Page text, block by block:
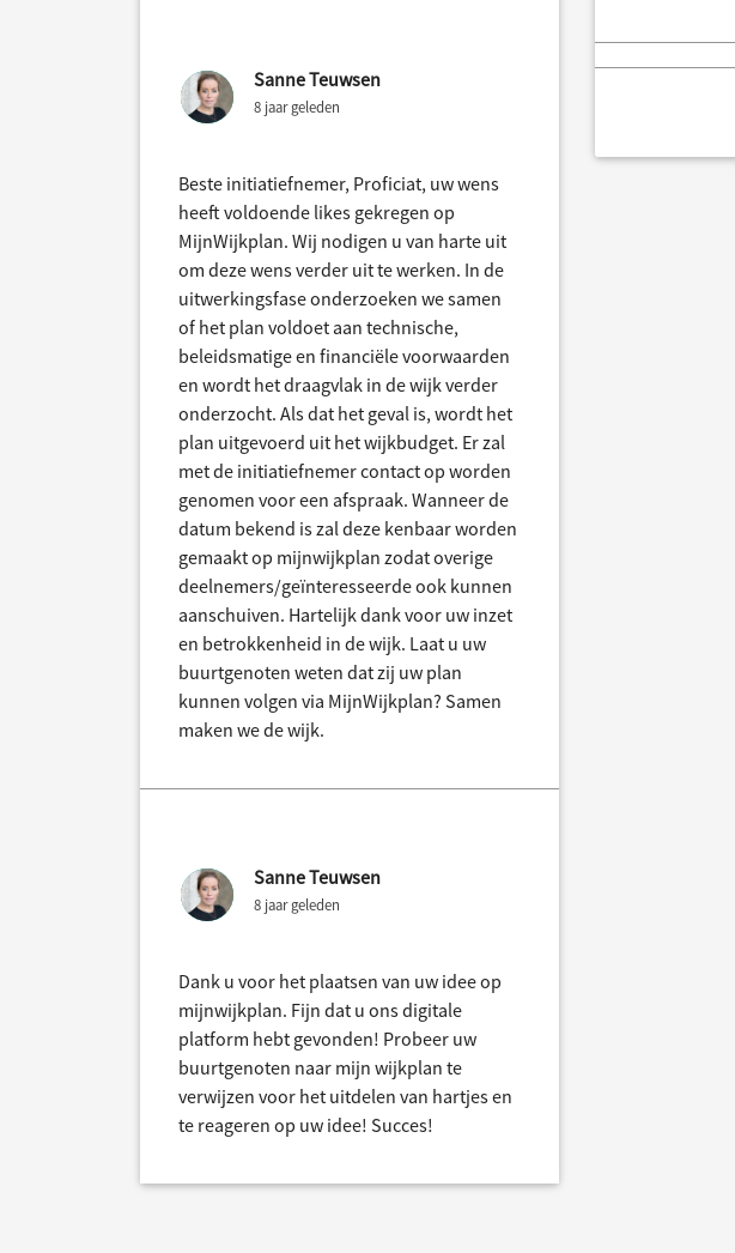
Sanne Teuwsen
8 jaar geleden
Beste initiatiefnemer, Proficiat, uw wens
heeft voldoende likes gekregen op
MijnWijkplan. Wij nodigen u van harte uit
om deze wens verder uit te werken. In de
uitwerkingsfase onderzoeken we samen
of het plan voldoet aan technische,
beleidsmatige en financiële voorwaarden
en wordt het draagvlak in de wijk verder
onderzocht. Als dat het geval is, wordt het
plan uitgevoerd uit het wijkbudget. Er zal
met de initiatiefnemer contact op worden
genomen voor een afspraak. Wanneer de
datum bekend is zal deze kenbaar worden
gemaakt op mijnwijkplan zodat overige
deelnemers/geïnteresseerde ook kunnen
aanschuiven. Hartelijk dank voor uw inzet
en betrokkenheid in de wijk. Laat u uw
buurtgenoten weten dat zij uw plan
kunnen volgen via MijnWijkplan? Samen
maken we de wijk.
Sanne Teuwsen
8 jaar geleden
Dank u voor het plaatsen van uw idee op
mijnwijkplan. Fijn dat u ons digitale
platform hebt gevonden! Probeer uw
buurtgenoten naar mijn wijkplan te
verwijzen voor het uitdelen van hartjes en
te reageren op uw idee! Succes!